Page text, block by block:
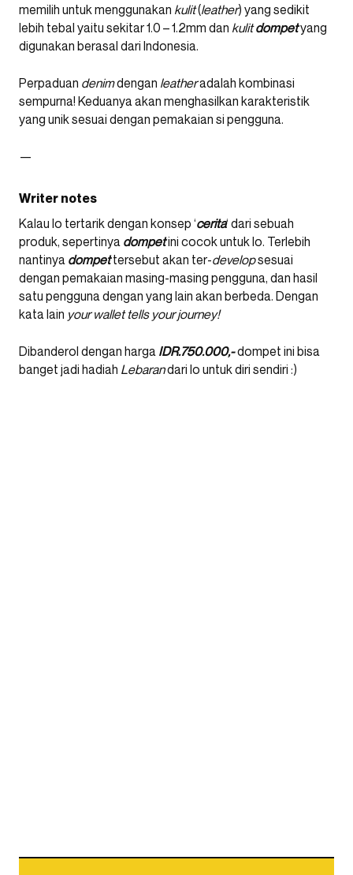
memilih untuk menggunakan kulit(leather) yang sedikit
lebih tebal yaitu sekitar 1.0 – 1.2mm dan kulitdompetyang
digunakan berasal dari Indonesia.
Perpaduan denimdengan leatheradalah kombinasi
sempurna! Keduanya akan menghasilkan karakteristik
yang unik sesuai dengan pemakaian si pengguna.
—
Writer notes
Kalau lo tertarik dengan konsep ‘cerita‘ dari sebuah
produk, sepertinya dompetini cocok untuk lo. Terlebih
nantinya dompettersebut akan ter-developsesuai
dengan pemakaian masing-masing pengguna, dan hasil
satu pengguna dengan yang lain akan berbeda. Dengan
kata lain your wallet tells your journey!
Dibanderol dengan harga IDR.750.000,-dompet ini bisa
banget jadi hadiah Lebarandari lo untuk diri sendiri :)